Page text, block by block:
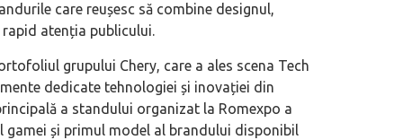
care reușesc să combine designul,
atenția publicului.
grupului Chery, care a ales scena Tech
dedicate tehnologiei și inovației din
a standului organizat la Romexpo a
gamei și primul model al brandului disponibil